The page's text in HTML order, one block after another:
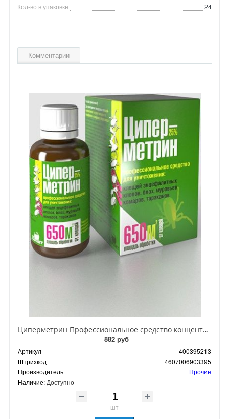
Кол-во в упаковке
24
Комментарии
Циперметрин Профессиональное средство концентрат эмульсии 25% для уничтожения тараканов, мух,комаров, блох, клопов, муравьев, ос 50 мл
882 руб
Артикул
400395213
Штрихкод
4607006903395
Производитель
Прочие
Наличие: Доступно
шт